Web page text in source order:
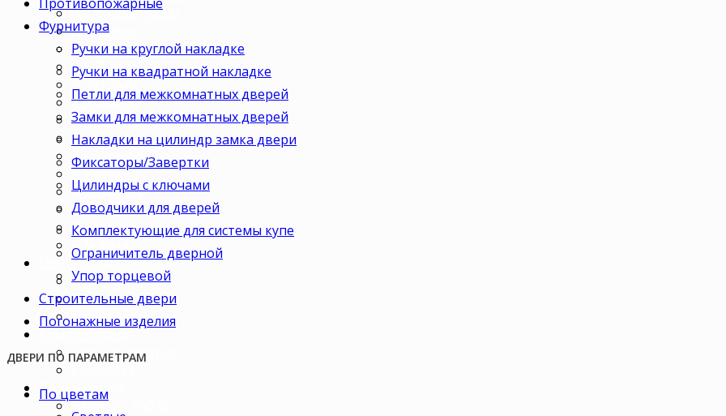
В ванную/туалет
Для кухни
В комнату
В кабинет
В детскую
В спальню
В гостиную
В зал
В гардеробную
В коридор
В кладовку
В офис
В коттедж
Для дачи
Ценовая категория
Двери премиум
Двери стандарт
Двери эконом
Только полотно
По размерам
Размер 1,9×0,55
Фурнитура
Ручки на круглой накладке
Ручки на квадратной накладке
Петли для межкомнатных дверей
Замки для межкомнатных дверей
Накладки на цилиндр замка двери
Фиксаторы/Завертки
Цилиндры с ключами
Доводчики для дверей
Комплектующие для системы купе
Ограничитель дверной
Упор торцевой
Строительные двери
Погонажные изделия
ДВЕРИ ПО ПАРАМЕТРАМ
По цветам